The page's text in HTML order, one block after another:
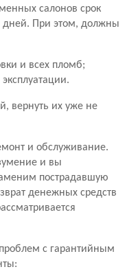
салонов срок
дней. При этом, должны
и всех пломб;
вернуть их уже не
и обслуживание.
и вы
пострадавшую
денежных средств
с гарантийным